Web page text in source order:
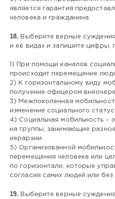
является гарантия
человека и гражданина.
18. Выберите верные
и её видах и запишите цифры,
1) При помощи каналов
происходит перемещение
2) К горизонтальному виду
получение офицером
3) Межпоколенная
изменение социального
4) Социальная мобильность –
на группы, занимающие
иерархии.
5) Организованной
перемещения человека или
по горизонтали, которые
согласия самих людей или без
19. Выберите верные